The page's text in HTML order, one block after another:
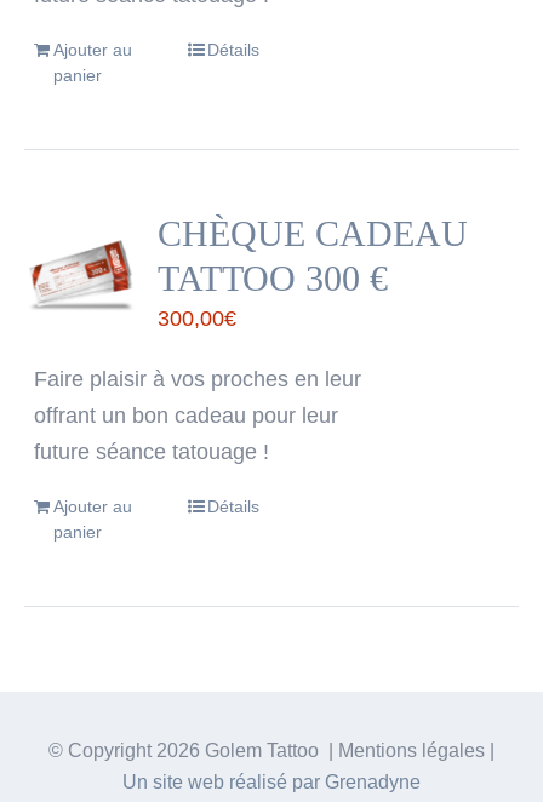
Ajouter au
panier
Détails
CHÈQUE CADEAU
TATTOO 300 €
300,00€
Faire plaisir à vos proches en leur
offrant un bon cadeau pour leur
future séance tatouage !
Ajouter au
panier
Détails
© Copyright 2026 Golem Tattoo | Mentions légales |
Un site web réalisé par Grenadyne